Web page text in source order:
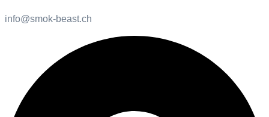
info@smok-beast.ch